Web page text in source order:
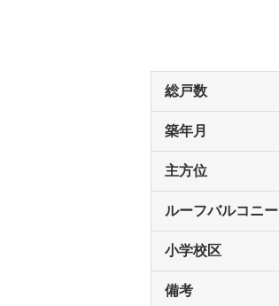
総戸数
築年月
主方位
ルーフバルコニー
小学校区
備考